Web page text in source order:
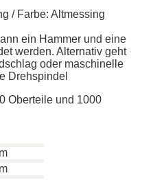
/ Farbe: Altmessing
ein Hammer und eine
werden. Alternativ geht
oder maschinelle
Drehspindel
Oberteile und 1000